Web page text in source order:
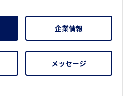
企業情報
メッセージ